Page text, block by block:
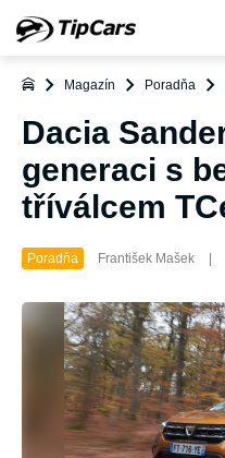
Magazín Poradňa
Dacia
generaci s
tříválcem
Poradňa František Mašek